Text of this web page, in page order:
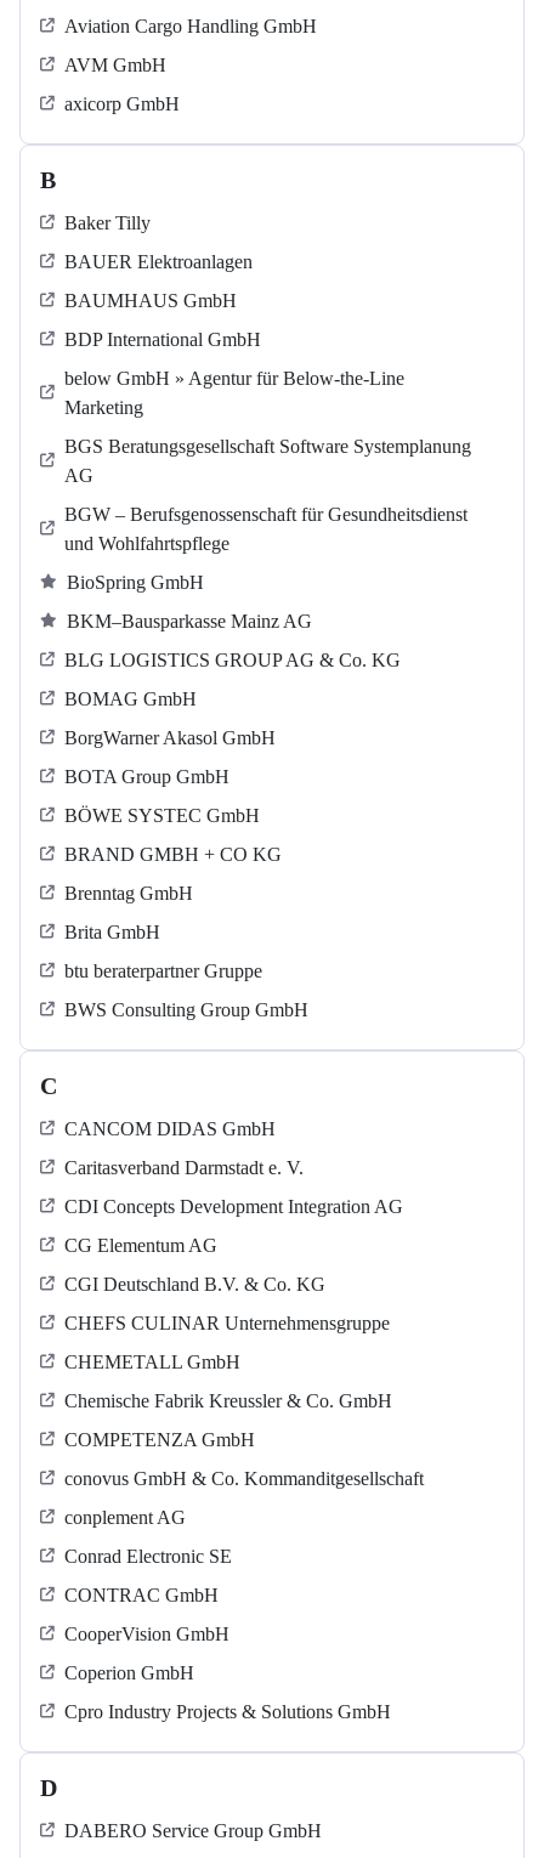
Aviation Cargo Handling GmbH
AVM GmbH
axicorp GmbH
B
Baker Tilly
BAUER Elektroanlagen
BAUMHAUS GmbH
BDP International GmbH
below GmbH » Agentur für Below-the-Line
Marketing
BGS Beratungsgesellschaft Software Systemplanung
AG
BGW – Berufsgenossenschaft für Gesundheitsdienst
und Wohlfahrtspflege
BioSpring GmbH
BKM–Bausparkasse Mainz AG
BLG LOGISTICS GROUP AG & Co. KG
BOMAG GmbH
BorgWarner Akasol GmbH
BOTA Group GmbH
BÖWE SYSTEC GmbH
BRAND GMBH + CO KG
Brenntag GmbH
Brita GmbH
btu beraterpartner Gruppe
BWS Consulting Group GmbH
C
CANCOM DIDAS GmbH
Caritasverband Darmstadt e. V.
CDI Concepts Development Integration AG
CG Elementum AG
CGI Deutschland B.V. & Co. KG
CHEFS CULINAR Unternehmensgruppe
CHEMETALL GmbH
Chemische Fabrik Kreussler & Co. GmbH
COMPETENZA GmbH
conovus GmbH & Co. Kommanditgesellschaft
conplement AG
Conrad Electronic SE
CONTRAC GmbH
CooperVision GmbH
Coperion GmbH
Cpro Industry Projects & Solutions GmbH
D
DABERO Service Group GmbH